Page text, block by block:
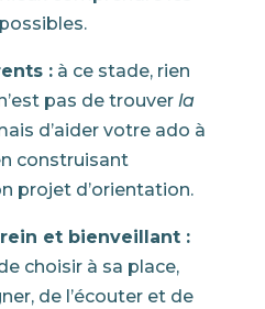
:à ce stade, rien
pas de trouver la
d’aider votre ado à
construisant
projet d’orientation.
et bienveillant :
choisir à sa place,
de l’écouter et de